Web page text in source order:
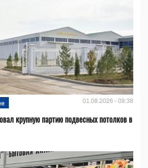
01.08.2026 - 09:38
крупную партию подвесных потолков в